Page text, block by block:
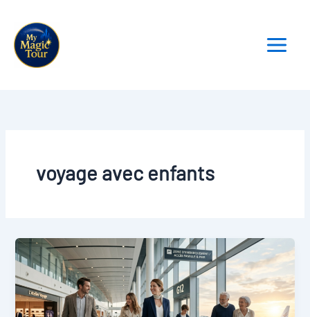
contenu
voyage avec enfants